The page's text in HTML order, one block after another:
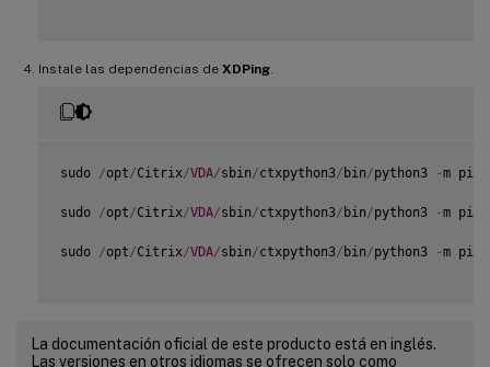
Instale las dependencias de XDPing
sudo /opt/Citrix/VDA/sbin/ctxpython3/ bin/python3 -m
sudo /opt/Citrix/VDA/sbin/ctxpython3/ bin/python3 -m pip
sudo /opt/Citrix/VDA/sbin/ctxpython3/ bin/python3 -m
La documentación oficial de este producto está en inglés.
Las versiones en otros idiomas se ofrecen solo como